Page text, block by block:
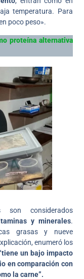
temperatura. Para
poco peso».
proteína alternativa
considerados
y minerales.
grasas y nueve
enumeró los
un bajo impacto
en comparación con
la carne”.